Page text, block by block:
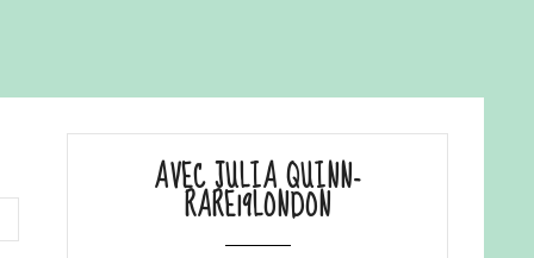
AVEC JULIA QUINN-
RARE19LONDON